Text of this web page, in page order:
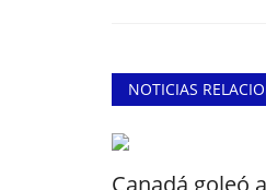
NOTICIAS
Canadá goleó